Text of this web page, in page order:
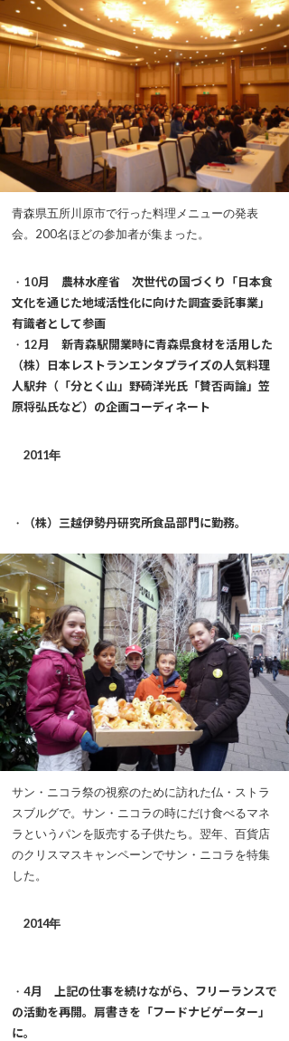
青森県五所川原市で行った料理メニューの発表
会。200名ほどの参加者が集まった。
・ 10月 農林水産省 次世代の国づくり「日本食
文化を通じた地域活性化に向けた調査委託事業」
有識者として参画
・ 12月 新青森駅開業時に青森県食材を活用した
（株）日本レストランエンタプライズの人気料理
人駅弁（「分とく山」野碕洋光氏「賛否両論」笠
原将弘氏など）の企画コーディネート
2011年
・ （株）三越伊勢丹研究所食品部門に勤務。
サン・ニコラ祭の視察のために訪れた仏・ストラ
スブルグで。サン・ニコラの時にだけ食べるマネ
ラというパンを販売する子供たち。翌年、百貨店
のクリスマスキャンペーンでサン・ニコラを特集
した。
2014年
・ 4月 上記の仕事を続けながら、フリーランスで
の活動を再開。肩書きを「フードナビゲーター」
に。